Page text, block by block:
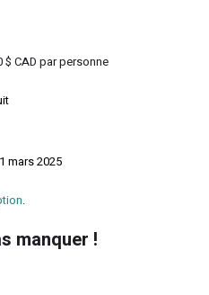
$ CAD par personne
mars 2025
.
manquer !